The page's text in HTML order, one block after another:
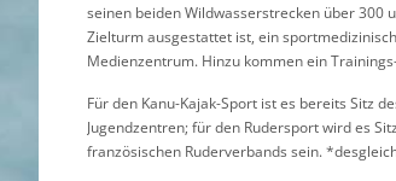
seinen beiden Wildwasserstrecken über 300
Zielturm ausgestattet ist, ein
Medienzentrum. Hinzu kommen ein
Für den Kanu-Kajak-Sport ist es bereits Sitz
Jugendzentren; für den Rudersport wird es
französischen Ruderverbands sein.